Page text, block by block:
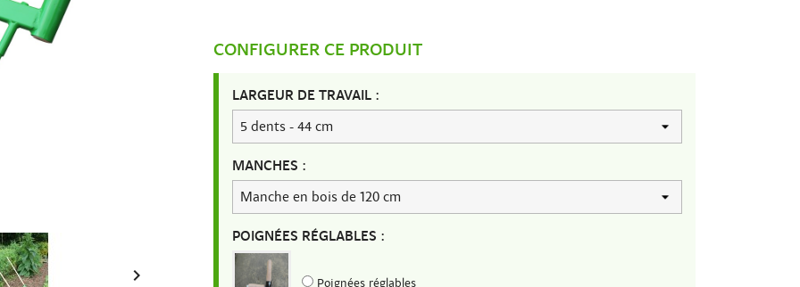

CONFIGURER CE PRODUIT
LARGEUR DE TRAVAIL :
MANCHES :
POIGNÉES RÉGLABLES :
Poignées réglables